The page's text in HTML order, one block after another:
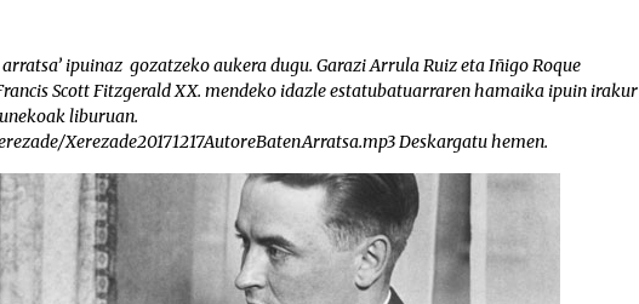
ipuinaz gozatzeko aukera dugu. Garazi Arrula Ruiz eta Iñigo Roque
Scott Fitzgerald XX. mendeko idazle estatubatuarraren hamaika ipuin irakur
liburuan.
Xerezade20171217AutoreBatenArratsa.mp3 Deskargatu hemen.